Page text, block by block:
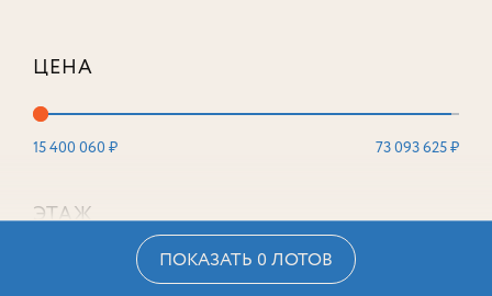
ЦЕНА
15 400 060 ₽ 73 093 625 ₽
ЭТАЖ
ПОКАЗАТЬ 0 ЛОТОВ